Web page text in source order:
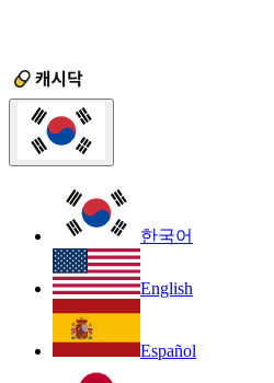
한국어
English
Español